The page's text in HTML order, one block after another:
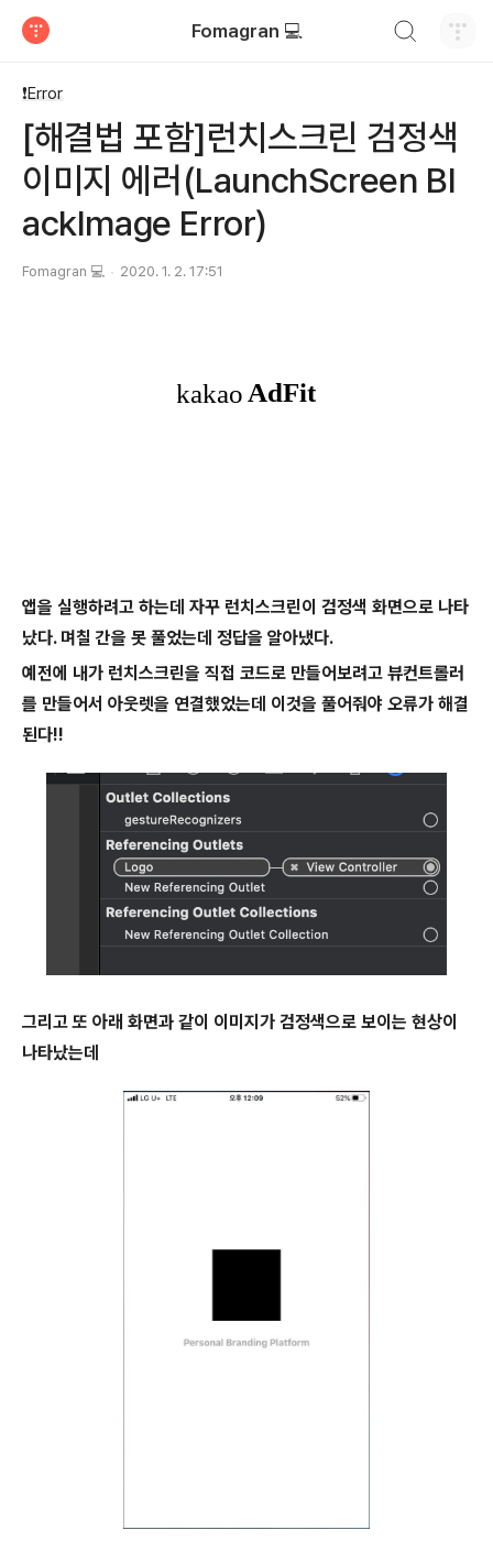
Fomagran 💻
❗️Error
[해결법 포함]런치스크린 검정색
이미지 에러(LaunchScreen Bl
ackImage Error)
Fomagran 💻 2020. 1. 2. 17:51
앱을 실행하려고 하는데 자꾸 런치스크린이 검정색 화면으로 나타
났다. 며칠 간을 못 풀었는데 정답을 알아냈다.
예전에 내가 런치스크린을 직접 코드로 만들어보려고 뷰컨트롤러
를 만들어서 아웃렛을 연결했었는데 이것을 풀어줘야 오류가 해결
된다!!
그리고 또 아래 화면과 같이 이미지가 검정색으로 보이는 현상이
나타났는데